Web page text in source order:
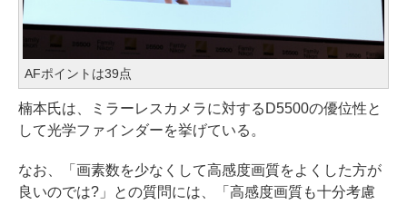
AFポイントは39点
楠本氏は、ミラーレスカメラに対するD5500の優位性と
して光学ファインダーを挙げている。
なお、「画素数を少なくして高感度画質をよくした方が
良いのでは?」との質問には、「高感度画質も十分考慮